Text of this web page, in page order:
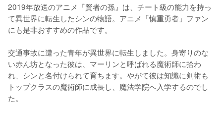
2019年放送のアニメ『賢者の孫』は、チート級の能力を持っ
て異世界に転生したシンの物語。アニメ「慎重勇者」ファン
にも是非おすすめの作品です。
交通事故に遭った青年が異世界に転生しました。身寄りのな
い赤ん坊となった彼は、マーリンと呼ばれる魔術師に拾わ
れ、シンと名付けられて育ちます。やがて彼は知識に剣術も
トップクラスの魔術師に成長し、魔法学院へ入学するのでし
た。